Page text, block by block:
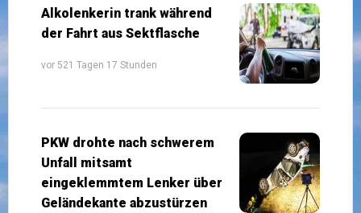
Alkolenkerin trank während
der Fahrt aus Sektflasche
vor 521 Tagen 17 Stunden
PKW drohte nach schwerem
Unfall mitsamt
eingeklemmtem Lenker über
Geländekante abzustürzen